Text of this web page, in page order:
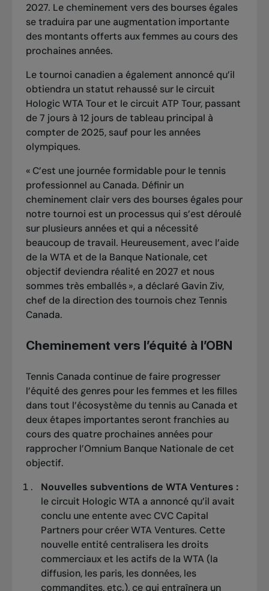
2027. Le cheminement vers des bourses égales
se traduira par une augmentation importante
des montants offerts aux femmes au cours des
prochaines années.
Le tournoi canadien a également annoncé qu’il
obtiendra un statut rehaussé sur le circuit
Hologic WTA Tour et le circuit ATP Tour, passant
de 7 jours à 12 jours de tableau principal à
compter de 2025, sauf pour les années
olympiques.
« C’est une journée formidable pour le tennis
professionnel au Canada. Définir un
cheminement clair vers des bourses égales pour
notre tournoi est un processus qui s’est déroulé
sur plusieurs années et qui a nécessité
beaucoup de travail. Heureusement, avec l’aide
de la WTA et de la Banque Nationale, cet
objectif deviendra réalité en 2027 et nous
sommes très emballés », a déclaré Gavin Ziv,
chef de la direction des tournois chez Tennis
Canada.
Cheminement vers l’équité à l’OBN
Tennis Canada continue de faire progresser
l’équité des genres pour les femmes et les filles
dans tout l’écosystème du tennis au Canada et
deux étapes importantes seront franchies au
cours des quatre prochaines années pour
rapprocher l’Omnium Banque Nationale de cet
objectif.
Nouvelles subventions de WTA Ventures :
le circuit Hologic WTA a annoncé qu’il avait
conclu une entente avec CVC Capital
Partners pour créerWTA Ventures. Cette
nouvelle entité centralisera les droits
commerciaux et les actifs de la WTA (la
diffusion, les paris, les données, les
commandites, etc.), ce qui entraînera un